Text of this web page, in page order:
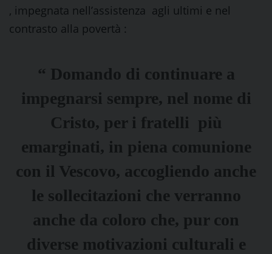
, impegnata nell’assistenza agli ultimi e nel
contrasto alla povertà :
“ Domando di continuare a
impegnarsi sempre, nel nome di
Cristo, per i fratelli più
emarginati, in piena comunione
con il Vescovo, accogliendo anche
le sollecitazioni che verranno
anche da coloro che, pur con
diverse motivazioni culturali e